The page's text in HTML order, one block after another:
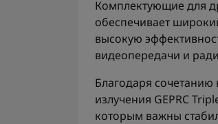
Комплектующие для
обеспечивает
высокую
видеопередачи и
Благодаря
излучения GEPRC
которым важны